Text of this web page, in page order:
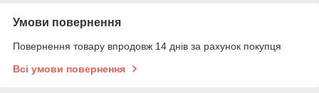
Умови повернення
Повернення товару впродовж 14 днів за рахунок покупця
Всі умови повернення